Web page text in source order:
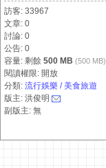
訪客: 33967
文章: 0
討論: 0
公告: 0
容量: 剩餘 500 MB (500 MB)
閱讀權限: 開放
分類: 流行娛樂 / 美食旅遊
版主: 洪俊明
副版主: 無